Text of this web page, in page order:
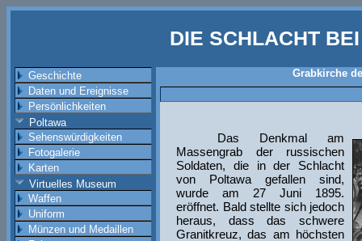
DIE SCHLACHT
Geschichte
Daten und Ereignisse
Persönlichkeiten
Poltawa
Sehenswürdigkeiten
Fotogalerie
Karten
Virtuelles Museum
Waffen
Uniform
Münzen und Medaillen
Grabkirche
Das Denkmal am
Massengrab der russischen
Soldaten, die in der Schlacht
von Poltawa gefallen sind,
wurde am 27 Juni 1895.
eröffnet. Bald stellte sich jedoch
heraus, dass das schwere
Granitkreuz, das am höchsten